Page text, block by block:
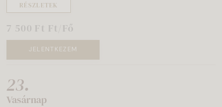
RÉSZLETEK
7 500 Ft Ft/Fő
JELENTKEZEM
23.
Vasárnap